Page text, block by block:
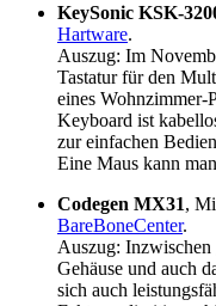
KeySonic KSK-
Hartware.
Auszug: Im
Tastatur für den
eines
Keyboard ist
zur einfachen
Eine Maus kann
Codegen MX31,
BareBoneCenter.
Auszug:
Gehäuse und auch
sich auch